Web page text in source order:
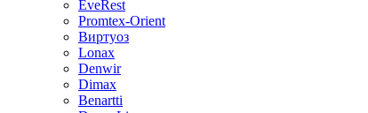
EveRest
Promtex-Orient
Виртуоз
Lonax
Denwir
Dimax
Benartti